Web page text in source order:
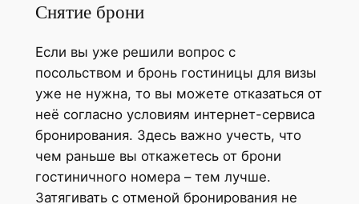
Снятие брони
Если вы уже решили вопрос с
посольством и бронь гостиницы для визы
уже не нужна, то вы можете отказаться от
неё согласно условиям интернет-сервиса
бронирования. Здесь важно учесть, что
чем раньше вы откажетесь от брони
гостиничного номера – тем лучше.
Затягивать с отменой бронирования не